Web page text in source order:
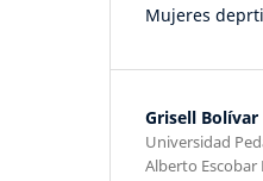
Mujeres
Grisell Bolívar
Universidad
Alberto